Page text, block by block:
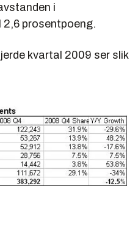
i
2,6 prosentpoeng.
kvartal 2009 ser slik